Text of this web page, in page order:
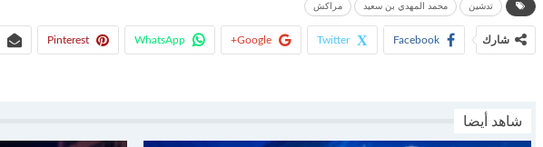
تدشين محمد المهدي بن سعيد مراكش
شارك Facebook
Twitter
Google+
WhatsApp
Pinterest
شاهد أيضا